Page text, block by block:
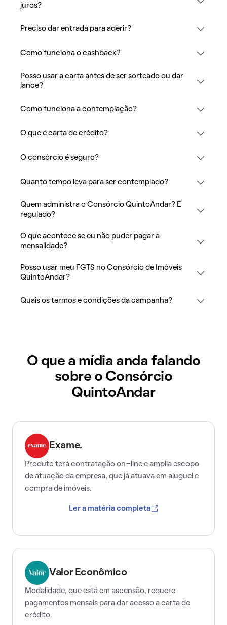
juros?
Preciso dar entrada para aderir?
Como funciona o cashback?
Posso usar a carta antes de ser sorteado ou dar
lance?
Como funciona a contemplação?
O que é carta de crédito?
O consórcio é seguro?
Quanto tempo leva para ser contemplado?
Quem administra o Consórcio QuintoAndar? É
regulado?
O que acontece se eu não puder pagar a
mensalidade?
Posso usar meu FGTS no Consórcio de Imóveis
QuintoAndar?
Quais os termos e condições da campanha?
O que a mídia anda falando
sobre o Consórcio
QuintoAndar
Exame.
Produto terá contratação on-line e amplia escopo
de atuação da empresa, que já atuava em aluguel e
compra de imóveis.
Ler a matéria completa
Valor Econômico
Modalidade, que está em ascensão, requere
pagamentos mensais para dar acesso a carta de
crédito.